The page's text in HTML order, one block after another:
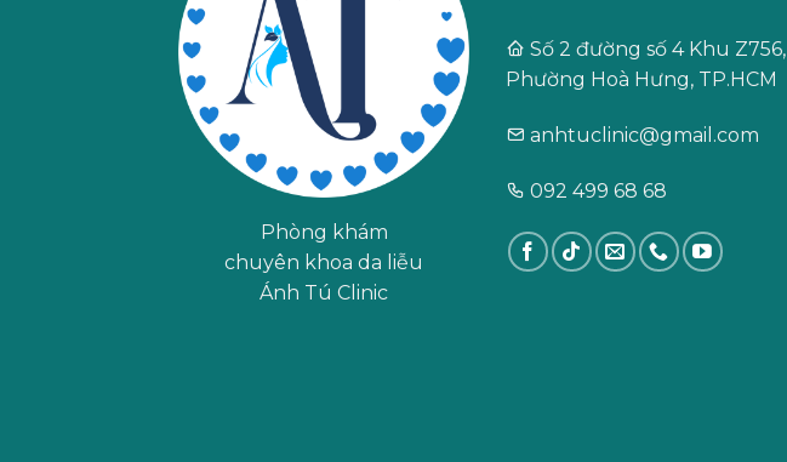
Phòng khám
chuyên khoa da liễu
Ánh Tú Clinic
Số 2 đường số 4 Khu Z756,
Phường Hoà Hưng, TP.HCM
anhtuclinic@gmail.com
092 499 68 68